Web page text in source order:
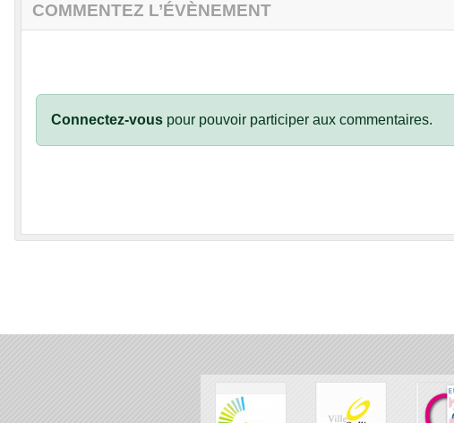
COMMENTEZ L’ÉVÈNEMENT
Connectez-vous pour pouvoir participer aux commentaires.